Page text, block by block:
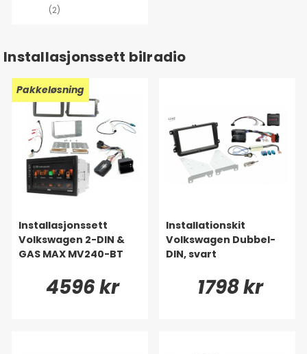
(2)
Installasjonssett bilradio
Pakkeløsning
Installasjonssett
Volkswagen 2-DIN &
GAS MAX MV240-BT
4596 kr
Installationskit
Volkswagen Dubbel-
DIN, svart
1798 kr